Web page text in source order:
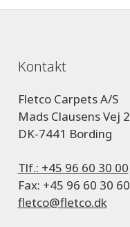
Kontakt
Fletco Carpets A/S
Mads Clausens Vej 2
DK-7441 Bording
Tlf.: +45 96 60 30 00
Fax: +45 96 60 30 60
fletco@fletco.dk